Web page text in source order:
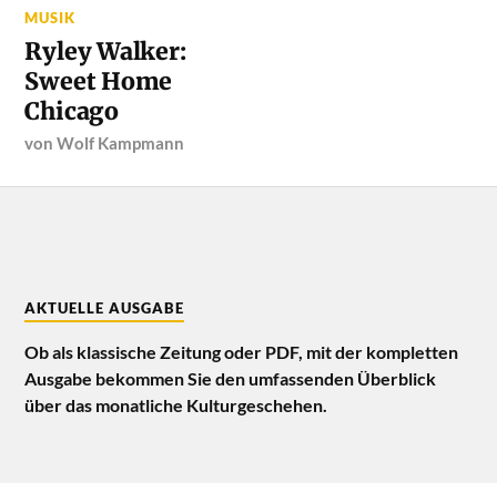
MUSIK
Ryley Walker:
Sweet Home
Chicago
vonWolf Kampmann
AKTUELLE AUSGABE
Ob als klassische Zeitung oder PDF, mit der kompletten
Ausgabe bekommen Sie den umfassenden Überblick
über das monatliche Kulturgeschehen.